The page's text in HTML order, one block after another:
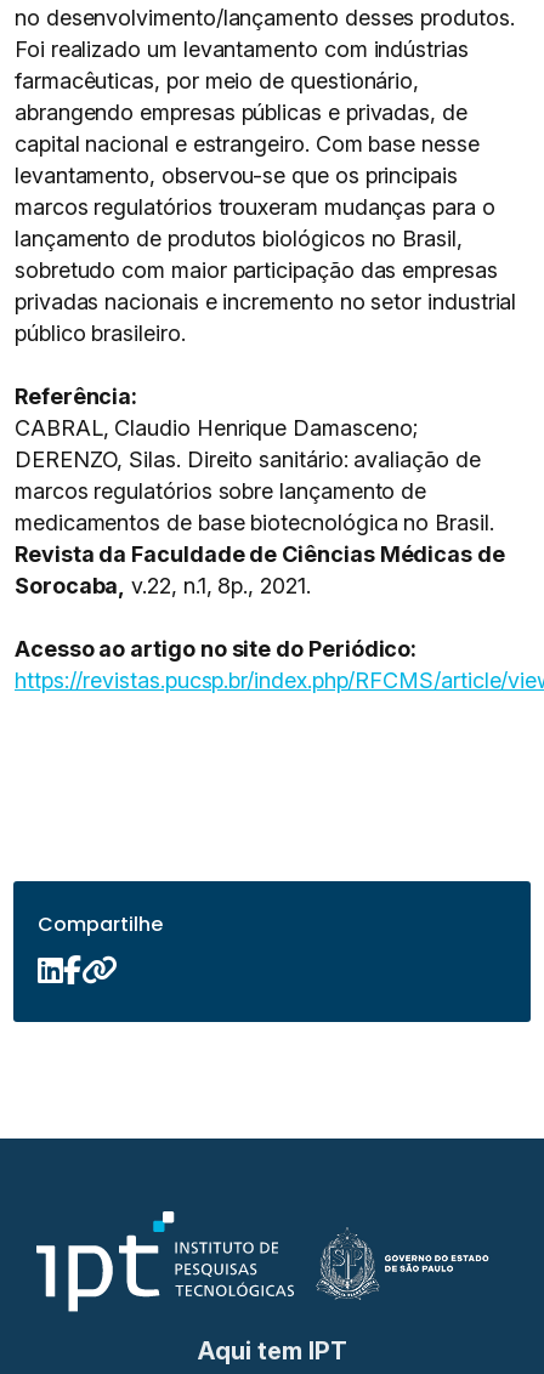
no desenvolvimento/lançamento desses produtos.
Foi realizado um levantamento com indústrias
farmacêuticas, por meio de questionário,
abrangendo empresas públicas e privadas, de
capital nacional e estrangeiro. Com base nesse
levantamento, observou-se que os principais
marcos regulatórios trouxeram mudanças para o
lançamento de produtos biológicos no Brasil,
sobretudo com maior participação das empresas
privadas nacionais e incremento no setor industrial
público brasileiro.
Referência:
CABRAL, Claudio Henrique Damasceno;
DERENZO, Silas. Direito sanitário: avaliação de
marcos regulatórios sobre lançamento de
medicamentos de base biotecnológica no Brasil.
Revista da Faculdade de Ciências Médicas de
Sorocaba, v.22, n.1, 8p., 2021.
Acesso ao artigo no site do Periódico:
https://revistas.pucsp.br/index.php/RFCMS/article/
Compartilhe
Aqui tem IPT